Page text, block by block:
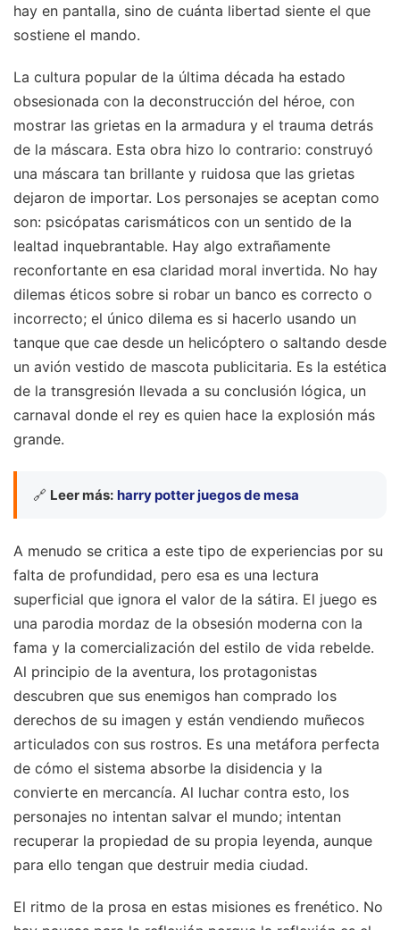
hay en pantalla, sino de cuánta libertad siente el que
sostiene el mando.
La cultura popular de la última década ha estado
obsesionada con la deconstrucción del héroe, con
mostrar las grietas en la armadura y el trauma detrás
de la máscara. Esta obra hizo lo contrario: construyó
una máscara tan brillante y ruidosa que las grietas
dejaron de importar. Los personajes se aceptan como
son: psicópatas carismáticos con un sentido de la
lealtad inquebrantable. Hay algo extrañamente
reconfortante en esa claridad moral invertida. No hay
dilemas éticos sobre si robar un banco es correcto o
incorrecto; el único dilema es si hacerlo usando un
tanque que cae desde un helicóptero o saltando desde
un avión vestido de mascota publicitaria. Es la estética
de la transgresión llevada a su conclusión lógica, un
carnaval donde el rey es quien hace la explosión más
grande.
🔗 Leer más: harry potter juegos de mesa
A menudo se critica a este tipo de experiencias por su
falta de profundidad, pero esa es una lectura
superficial que ignora el valor de la sátira. El juego es
una parodia mordaz de la obsesión moderna con la
fama y la comercialización del estilo de vida rebelde.
Al principio de la aventura, los protagonistas
descubren que sus enemigos han comprado los
derechos de su imagen y están vendiendo muñecos
articulados con sus rostros. Es una metáfora perfecta
de cómo el sistema absorbe la disidencia y la
convierte en mercancía. Al luchar contra esto, los
personajes no intentan salvar el mundo; intentan
recuperar la propiedad de su propia leyenda, aunque
para ello tengan que destruir media ciudad.
El ritmo de la prosa en estas misiones es frenético. No